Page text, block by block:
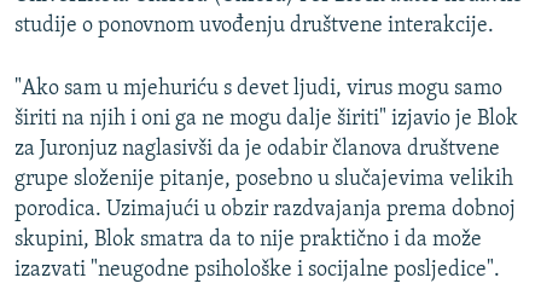
studije o ponovnom uvođenju društvene interakcije.
"Ako sam u mjehuriću s devet ljudi, virus mogu samo
širiti na njih i oni ga ne mogu dalje širiti" izjavio je Blok
za Juronjuz naglasivši da je odabir članova društvene
grupe složenije pitanje, posebno u slučajevima velikih
porodica. Uzimajući u obzir razdvajanja prema dobnoj
skupini, Blok smatra da to nije praktično i da može
izazvati "neugodne psihološke i socijalne posljedice".